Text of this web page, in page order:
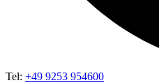
Tel: +49 9253 954600